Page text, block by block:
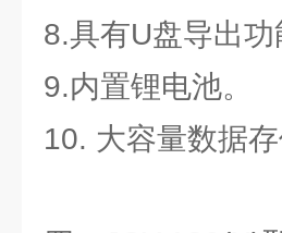
8.具有U盘导出
9.内置锂电池。
10. 大容量数据